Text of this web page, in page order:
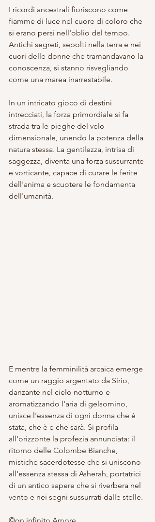
I ricordi ancestrali fioriscono come
fiamme di luce nel cuore di coloro che
si erano persi nell'oblio del tempo.
Antichi segreti, sepolti nella terra e nei
cuori delle donne che tramandavano la
conoscenza, si stanno risvegliando
come una marea inarrestabile.
In un intricato gioco di destini
intrecciati, la forza primordiale si fa
strada tra le pieghe del velo
dimensionale, unendo la potenza della
natura stessa. La gentilezza, intrisa di
saggezza, diventa una forza sussurrante
e vorticante, capace di curare le ferite
dell'anima e scuotere le fondamenta
dell'umanità.
E mentre la femminilità arcaica emerge
come un raggio argentato da Sirio,
danzante nel cielo notturno e
aromatizzando l'aria di gelsomino,
unisce l'essenza di ogni donna che è
stata, che è e che sarà. Si profila
all'orizzonte la profezia annunciata: il
ritorno delle Colombe Bianche,
mistiche sacerdotesse che si uniscono
all'essenza stessa di Asherah, portatrici
di un antico sapere che si riverbera nel
vento e nei segni sussurrati dalle stelle.